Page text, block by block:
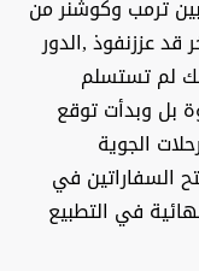
ترمب وكوشنر من
عززنفوذ,الدور
لم تستسلم
بل وبدأت توقع
الجوية
السفاراتين في
في التطبيع